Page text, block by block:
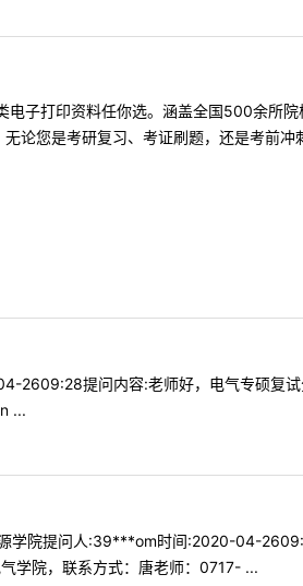
子打印资料任你选。涵盖全国500余所
论您是考研复习、考证刷题，还是考前
提问内容:老师好，电气专硕复
...
学院提问人:39***om时间:2020-04-
学院，联系方式：唐老师：0717- ...